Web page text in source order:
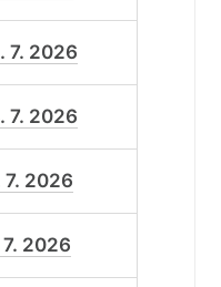
7. 2026
7. 2026
7. 2026
2026